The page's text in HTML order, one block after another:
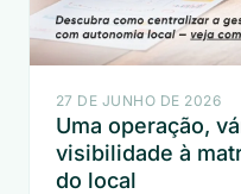
27 DE JUNHO DE 2026
Uma operação,
visibilidade à
do local